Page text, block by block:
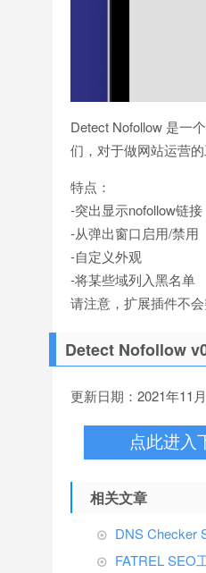
Detect Nofollow 是一
们，对于做网站运营
特点：
-突出显示nofollow链接
-从弹出窗口启用/禁用
-自定义外观
-将某些域列入黑名单
请注意，扩展插件不
Detect Nofollow
更新日期：2021年11
点此进入
相关文章
DNS Checker
FATREL SEO